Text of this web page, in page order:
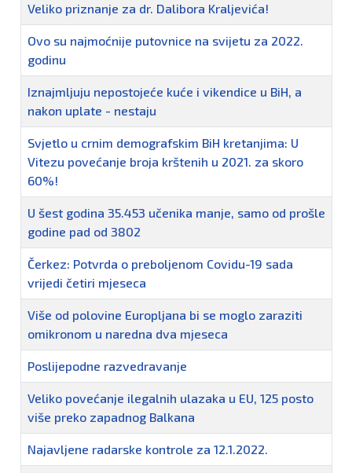
Veliko priznanje za dr. Dalibora Kraljevića!
Ovo su najmoćnije putovnice na svijetu za 2022.
godinu
Iznajmljuju nepostojeće kuće i vikendice u BiH, a
nakon uplate - nestaju
Svjetlo u crnim demografskim BiH kretanjima: U
Vitezu povećanje broja krštenih u 2021. za skoro
60%!
U šest godina 35.453 učenika manje, samo od prošle
godine pad od 3802
Čerkez: Potvrda o preboljenom Covidu-19 sada
vrijedi četiri mjeseca
Više od polovine Europljana bi se moglo zaraziti
omikronom u naredna dva mjeseca
Poslijepodne razvedravanje
Veliko povećanje ilegalnih ulazaka u EU, 125 posto
više preko zapadnog Balkana
Najavljene radarske kontrole za 12.1.2022.